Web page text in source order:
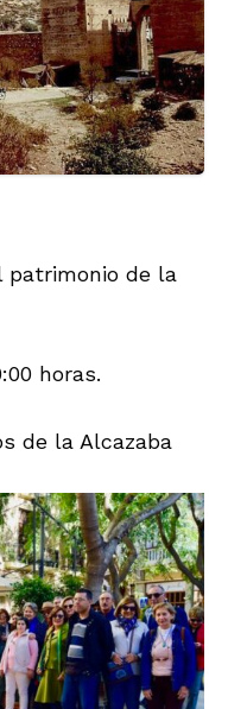
patrimonio de la
horas.
de la Alcazaba